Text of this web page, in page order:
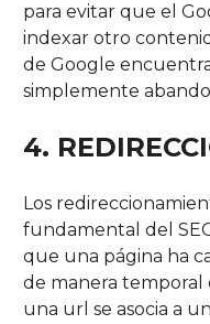
para evitar que el
indexar otro
de Google
simplemente
4.
Los
fundamental del
que una página ha
de manera temporal
una url se asocia a